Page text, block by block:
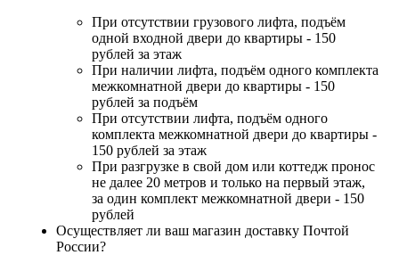
При отсутствии грузового лифта, подъём
одной входной двери до квартиры - 150
рублей за этаж
При наличии лифта, подъём одного комплекта
межкомнатной двери до квартиры - 150
рублей за подъём
При отсутствии лифта, подъём одного
комплекта межкомнатной двери до квартиры -
150 рублей за этаж
При разгрузке в свой дом или коттедж пронос
не далее 20 метров и только на первый этаж,
за один комплект межкомнатной двери - 150
рублей
Осуществляет ли ваш магазин доставку Почтой
России?